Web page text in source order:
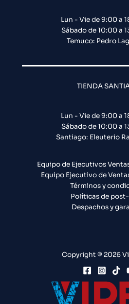
Lun - Vie de 9:00 a
Sábado de 10:00 a
Temuco: Pedro
TIENDA
Lun - Vie de 9:00 a
Sábado de 10:00 a
Santiago: Eleuterio
Equipo de Ejecutivos
Equipo Ejecutivo de
Términos y
Políticas de
Despachos y
Copyright © 2026